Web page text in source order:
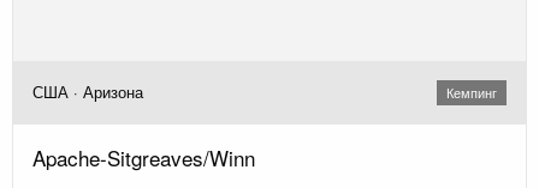
США · Аризона Кемпинг
Apache-Sitgreaves/Winn